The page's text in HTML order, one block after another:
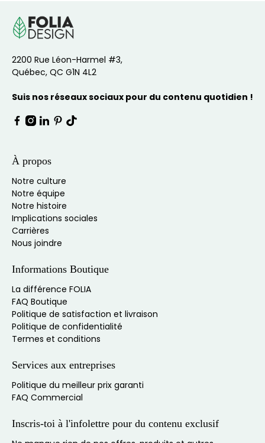
2200 Rue Léon-Harmel #3,
Québec, QC G1N 4L2
Suis nos réseaux sociaux pour du contenu quotidien !
À propos
Notre culture
Notre équipe
Notre histoire
Implications sociales
Carrières
Nous joindre
Informations Boutique
La différence FOLIA
FAQ Boutique
Politique de satisfaction et livraison
Politique de confidentialité
Termes et conditions
Services aux entreprises
Politique du meilleur prix garanti
FAQ Commercial
Inscris-toi à l'infolettre pour du contenu exclusif